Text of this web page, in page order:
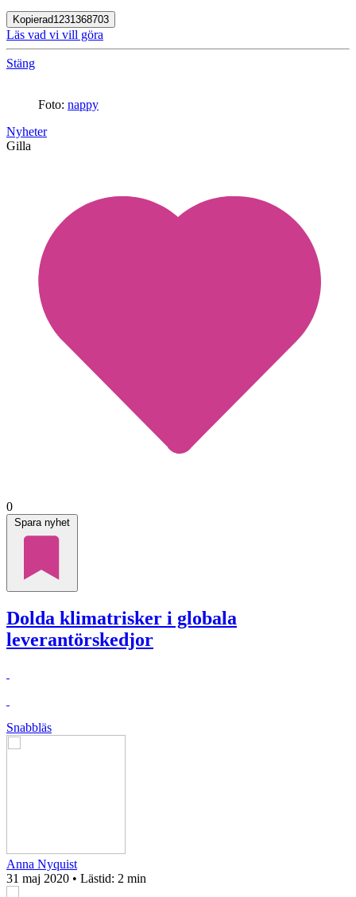
Kopierad1231368703
Läs vad vi vill göra
Stäng
Foto: nappy
Nyheter
Gilla
0
Spara nyhet
Dolda klimatrisker i globala
leverantörskedjor
Snabbläs
Anna Nyquist
31 maj 2020 • Lästid: 2 min